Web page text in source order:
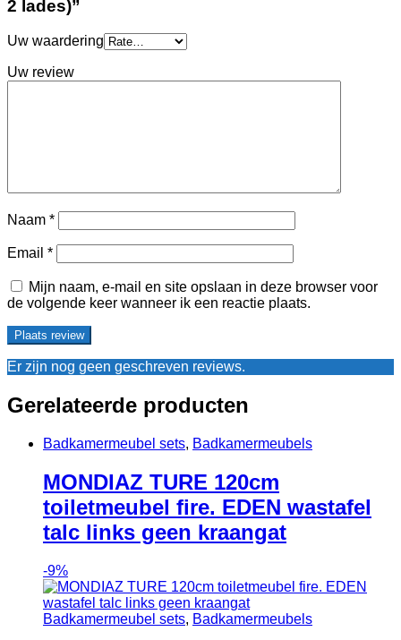
2 lades)”
Uw waardering
Uw review
Naam *
Email *
Mijn naam, e-mail en site opslaan in deze browser voor
de volgende keer wanneer ik een reactie plaats.
Er zijn nog geen geschreven reviews.
Gerelateerde producten
Badkamermeubel sets, Badkamermeubels
MONDIAZ TURE 120cm
toiletmeubel fire. EDEN wastafel
talc links geen kraangat
-9%
Badkamermeubel sets, Badkamermeubels